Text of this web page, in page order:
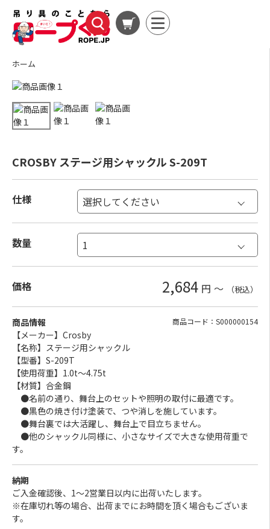
ホーム
CROSBY ステージ用シャックル S-209T
仕様
数量
価格 2,684 円 ～ （税込）
商品情報 商品コード：S000000154
【メーカー】Crosby
【名称】ステージ用シャックル
【型番】S-209T
【使用荷重】1.0t～4.75t
【材質】合金鋼
●名前の通り、舞台上のセットや照明の取付に最適です。
●黒色の焼き付け塗装で、つや消しを施しています。
●舞台裏では大活躍し、舞台上で目立ちません。
●他のシャックル同様に、小さなサイズで大きな使用荷重で
す。
納期
ご入金確認後、1～2営業日以内に出荷いたします。
※在庫切れ等の場合、出荷までにお時間を頂く場合もございま
す。